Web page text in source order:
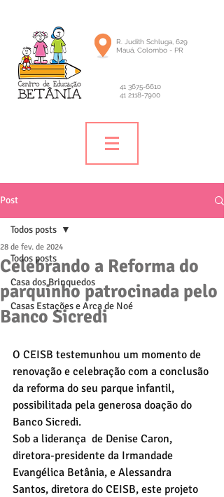
R. Judith Schluga, 629
Mauá, Colombo - PR
41 3675-6610
41 2118-7900
Post
Todos posts
Casa dos Brinquedos
Casas Estações e Arca de Noé
Todos posts
Celebrando a Reforma do
parquinho patrocinada pelo
Banco Sicredi
28 de fev. de 2024
O CEISB testemunhou um momento de
renovação e celebração com a conclusão
da reforma do seu parque infantil,
possibilitada pela generosa doação do
Banco Sicredi.
Sob a liderança  de Denise Caron,
diretora-presidente da Irmandade
Evangélica Betânia, e Alessandra
Santos, diretora do CEISB, este projeto